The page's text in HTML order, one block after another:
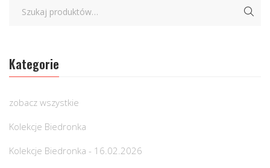
Kategorie
zobacz wszystkie
Kolekcje Biedronka
Kolekcje Biedronka - 16.02.2026